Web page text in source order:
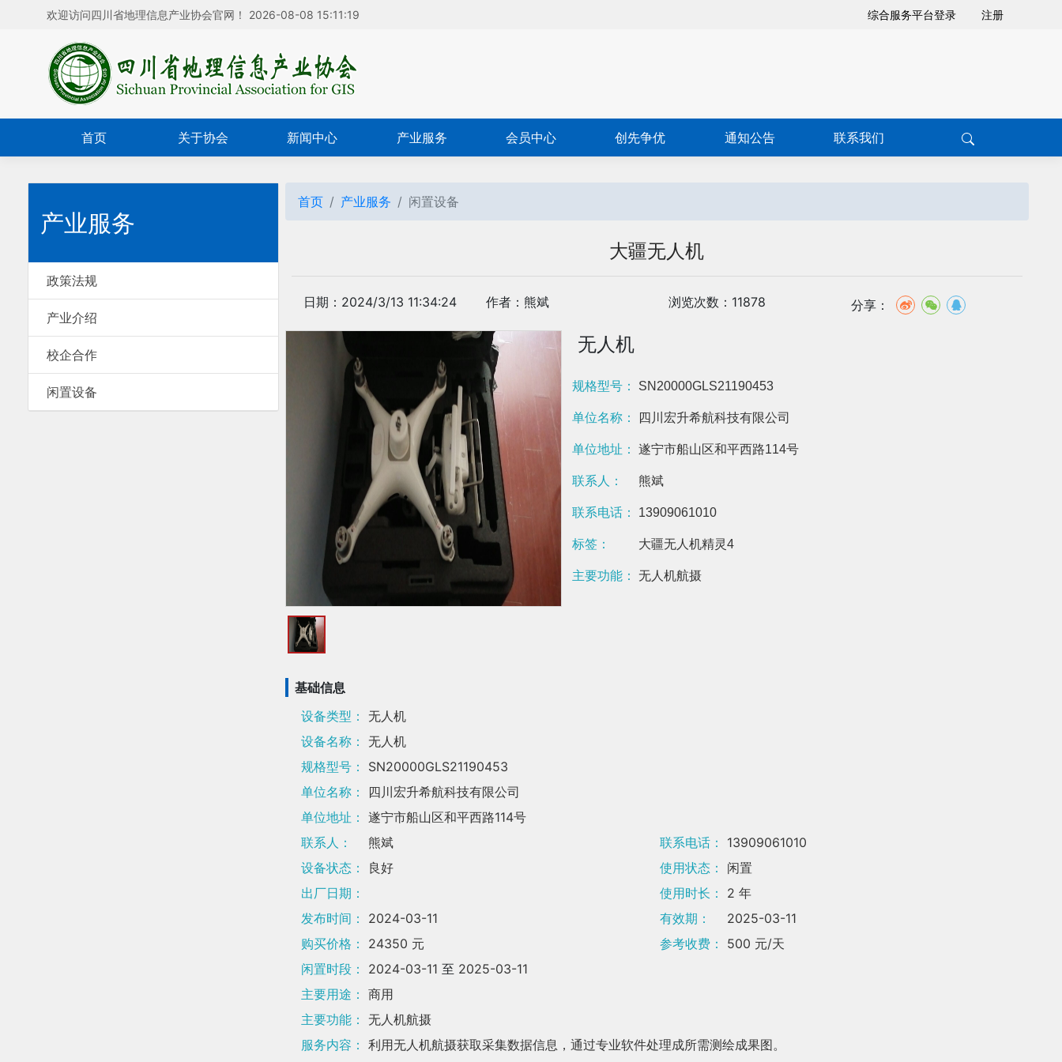
欢迎访问四川省地理信息产业协会官网！ 2026-08-08 15:11:19 综合服务平台登录 注册
首页 关于协会 新闻中心 产业服务 会员中心 创先争优 通知公告 联系我们
产业服务
政策法规
产业介绍
校企合作
闲置设备
首页 产业服务 闲置设备
大疆无人机
日期：2024/3/13 11:34:24 作者：熊斌 浏览次数：11878 分享：
无人机
规格型号： SN20000GLS21190453
单位名称： 四川宏升希航科技有限公司
单位地址： 遂宁市船山区和平西路114号
联系人： 熊斌
联系电话： 13909061010
标签： 大疆无人机精灵4
主要功能： 无人机航摄
基础信息
设备类型：
无人机
设备名称：
无人机
规格型号：
SN20000GLS21190453
单位名称：
四川宏升希航科技有限公司
单位地址：
遂宁市船山区和平西路114号
联系人：
熊斌 联系电话：
13909061010
设备状态：
良好 使用状态：
闲置
出厂日期：
使用时长：
2 年
发布时间：
2024-03-11 有效期：
2025-03-11
购买价格：
24350 元 参考收费：
500 元/天
闲置时段：
2024-03-11 至 2025-03-11
主要用途：
商用
主要功能：
无人机航摄
服务内容：
利用无人机航摄获取采集数据信息，通过专业软件处理成所需测绘成果图。